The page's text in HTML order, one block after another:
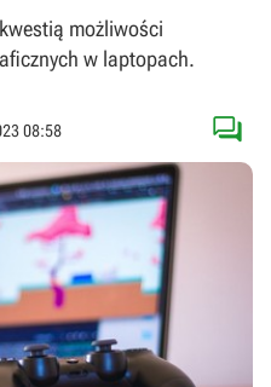
możliwości
w laptopach.
08:58 